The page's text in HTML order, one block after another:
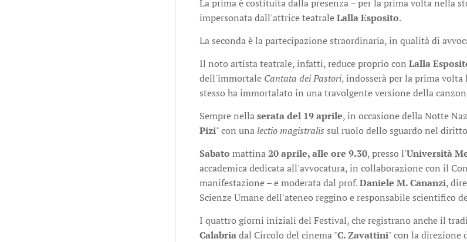
La prima è costituita dalla presenza – per la prima volta nella
impersonata dall'attrice teatraleLalla Esposito.
La seconda è la partecipazione straordinaria, in qualità di
Il noto artista teatrale, infatti, reduce proprio con Lalla
dell'immortale Cantata dei Pastori, indosserà per la prima
stesso ha immortalato in una travolgente versione della
Sempre nellaserata del 19 aprile, in occasione della Notte
Pizi" con unalectio magistralis sul ruolo dello sguardo nel
Sabato mattina20 aprile, alle ore 9.30, presso l'Università
accademica dedicata all'avvocatura, in collaborazione con il
manifestazione – e moderata dal prof.Daniele M. Cananzi,
Scienze Umane dell'ateneo reggino e responsabile scientifico
I quattro giorni iniziali del Festival, che registrano anche il
Calabriadal Circolo del cinema "C. Zavattini" con la direzione